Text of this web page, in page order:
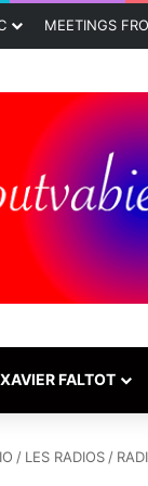
MEETINGS
XAVIER FALTOT
/ LES RADIOS /